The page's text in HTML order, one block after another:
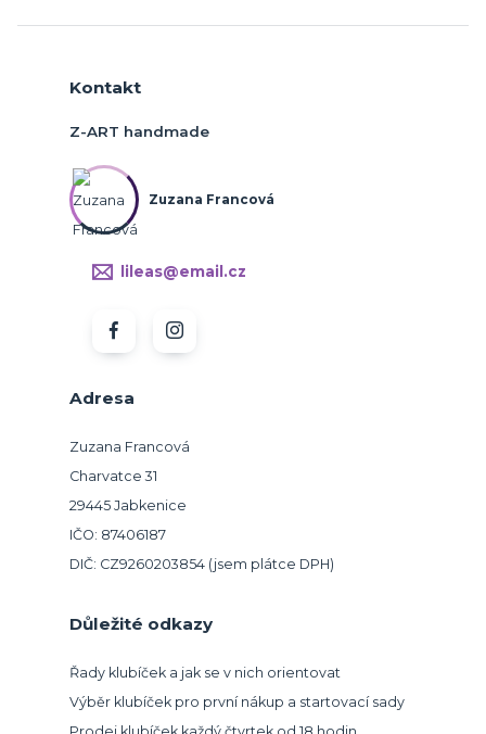
Adresa
Zuzana Francová
Charvatce 31
29445 Jabkenice
IČO: 87406187
DIČ: CZ9260203854 (jsem plátce DPH)
Důležité odkazy
Řady klubíček a jak se v nich orientovat
Výběr klubíček pro první nákup a startovací sady
Kontakt
Z-ART handmade
Zuzana Francová
lileas@email.cz